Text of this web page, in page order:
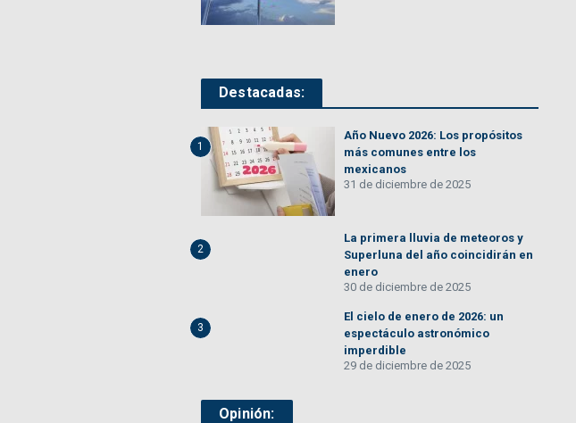
Destacadas:
1
Año Nuevo 2026: Los propósitos
más comunes entre los
mexicanos
31 de diciembre de 2025
2
La primera lluvia de meteoros y
Superluna del año coincidirán en
enero
30 de diciembre de 2025
3
El cielo de enero de 2026: un
espectáculo astronómico
imperdible
29 de diciembre de 2025
Opinión: